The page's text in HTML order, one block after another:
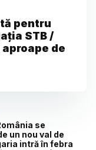
pentru
STB /
de
se
un nou val de
intră în febra